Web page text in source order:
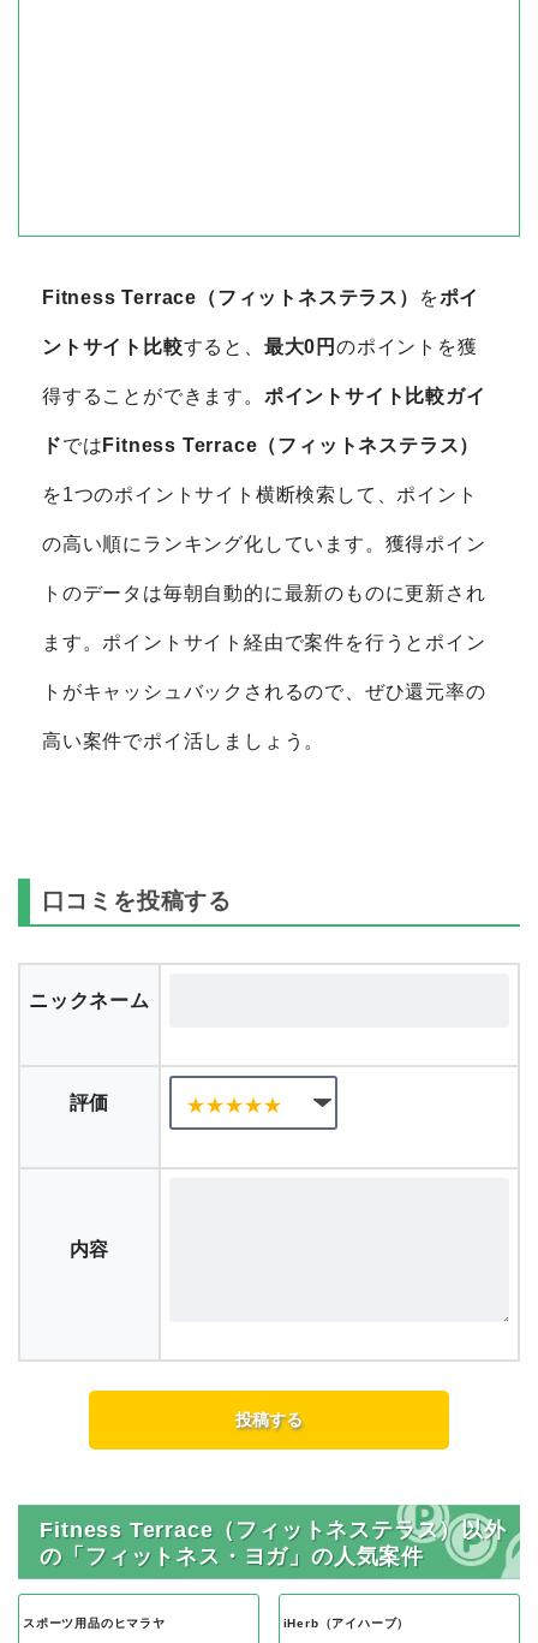
Fitness Terrace（フィットネステラス） をポイ
ントサイト比較すると、 最大0円のポイントを獲
得することができます。 ポイントサイト比較ガイ
ドでは Fitness Terrace（フィットネステラス）
を1つのポイントサイト横断検索して、ポイント
の高い順にランキング化しています。獲得ポイン
トのデータは毎朝自動的に最新のものに更新され
ます。ポイントサイト経由で案件を行うとポイン
トがキャッシュバックされるので、ぜひ還元率の
高い案件でポイ活しましょう。
口コミを投稿する
ニックネーム
評価
内容
Fitness Terrace（フィットネステラス）以外
の「フィットネス・ヨガ」の人気案件
スポーツ用品のヒマラヤ iHerb（アイハーブ）